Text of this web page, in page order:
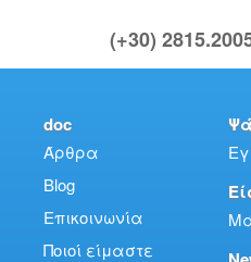
(+30)
doc
Άρθρα
Blog
Επικοινωνία
Ποιοί είμαστε